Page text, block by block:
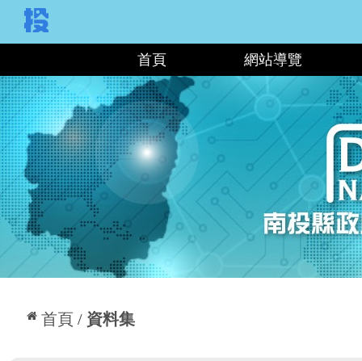
首頁 網站導覽
首頁 資料集